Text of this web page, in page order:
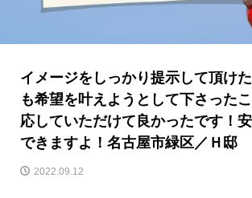
イメージをしっかり提示して頂け
も希望を叶えようとして下さった
応していただけて良かったです！
できますよ！名古屋市緑区／Ｈ邸
2022.09.12